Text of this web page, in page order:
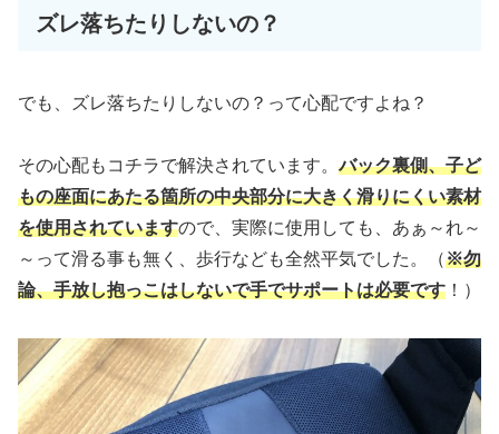
ズレ落ちたりしないの？
でも、ズレ落ちたりしないの？って心配ですよね？
その心配もコチラで解決されています。バック裏側、子ど
もの座面にあたる箇所の中央部分に大きく滑りにくい素材
を使用されていますので、実際に使用しても、あぁ～れ～
～って滑る事も無く、歩行なども全然平気でした。（※勿
論、手放し抱っこはしないで手でサポートは必要です ！）